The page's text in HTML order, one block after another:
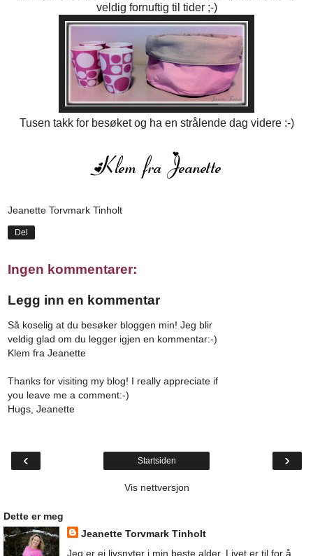
veldig fornuftig til tider ;-)
Tusen takk for besøket og ha en strålende dag videre :-)
Jeanette Torvmark Tinholt
Del
Ingen kommentarer:
Legg inn en kommentar
Så koselig at du besøker bloggen min! Jeg blir
veldig glad om du legger igjen en kommentar:-)
Klem fra Jeanette
Thanks for visiting my blog! I really appreciate if
you leave me a comment:-)
Hugs, Jeanette
‹ ›
Startsiden
Vis nettversjon
Dette er meg
Jeanette Torvmark Tinholt
Jeg er ei livsnyter i min beste alder. Livet er til for å